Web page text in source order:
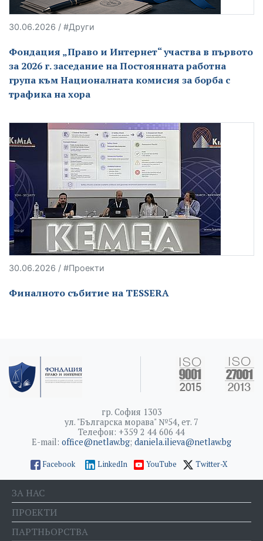
30.06.2026 / #Други
Фондация „Право и Интернет“ участва в първото
за 2026 г. заседание на Постоянната работна
група към Националната комисия за борба с
трафика на хора
30.06.2026 / #Проекти
Финалното събитие на TESSERA
гр. София 1303
ул. "Българска морава" №54, ет. 7
Телефон: +359 2 44 606 44
E-mail: office@netlaw.bg; daniela.ilieva@netlaw.bg
Facebook LinkedIn YouTube Twitter-X
ЗА НАС
ПРОЕКТИ
ПАРТНЬОРСТВА